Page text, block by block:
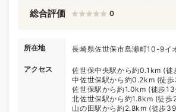
総合評価 0
所在地 長崎県佐世保市島瀬町10-9イ
アクセス
佐世保中央駅から約0.1km (徒
中佐世保駅から約0.2km (徒
佐世保駅から約1.0km (徒歩13
北佐世保駅から約1.8km (徒歩
山の田駅から約2.8km (徒歩